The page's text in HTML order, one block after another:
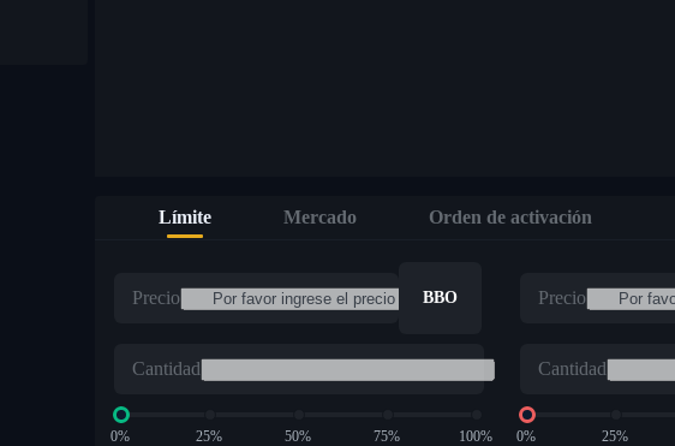
apalancados
Límite Mercado Orden de activación
Precio BBO
Cantidad
0% 25% 50% 75%
100%
Precio
Cantidad
0% 25%